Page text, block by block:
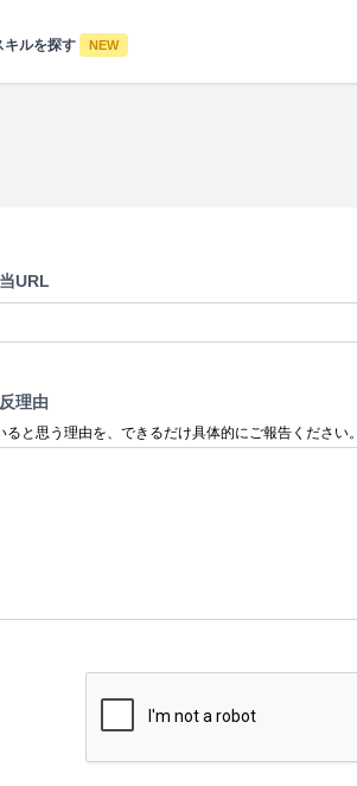
キルを探す NEW
URL
理由
ると思う理由を、できるだけ具体的にご報告ください。